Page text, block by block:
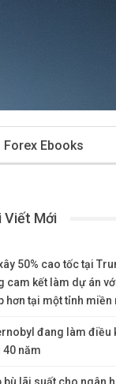
Forex Ebooks
Viết Mới
50% cao tốc tại
cam kết làm dự án
hơn tại một tỉnh miền
đang làm điều
40 năm
bù lãi suất cho ngân